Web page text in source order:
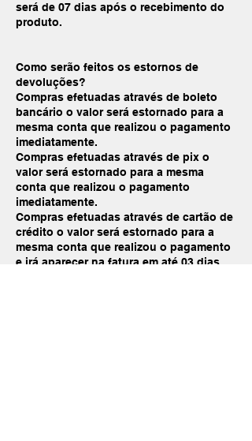
será de 07 dias após o recebimento do
produto.
Como serão feitos os estornos de
devoluções?
Compras efetuadas através de boleto
bancário o valor será estornado para a
mesma conta que realizou o pagamento
imediatamente.
Compras efetuadas através de pix o
valor será estornado para a mesma
conta que realizou o pagamento
imediatamente.
Compras efetuadas através de cartão de
crédito o valor será estornado para a
mesma conta que realizou o pagamento
e irá aparecer na fatura em até 03 dias